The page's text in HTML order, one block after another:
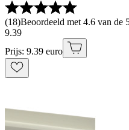
(18)Beoordeeld met 4.6 van de
9.39
Prijs: 9.39 euro